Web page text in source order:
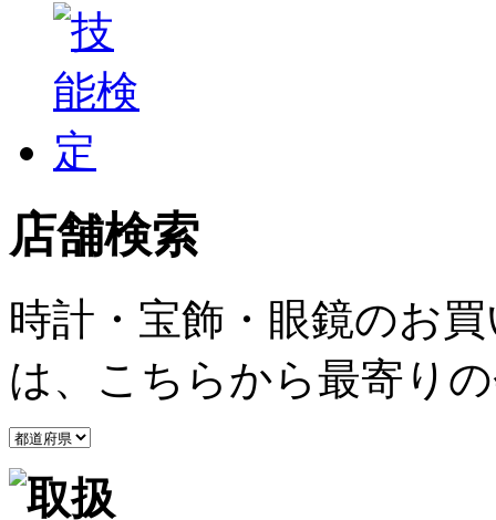
店舗検索
時計・宝飾・眼鏡のお
は、こちらから最寄り